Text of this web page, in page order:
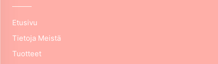
Etusivu
Tietoja Meistä
Tuotteet